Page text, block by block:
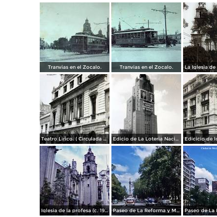
Tranvias en el Zocalo. Tranvias en el Zocalo.
Teatro Lirico. ( Circulada el 1 de Agosto de 1926 ). Edicio de La Loteria Nacional Ciudad de México Abril de 1964
Iglesia de la profesa (c. 1950) Paseo de La Reforma y Mto a La Independencia 1950 Paseo de La